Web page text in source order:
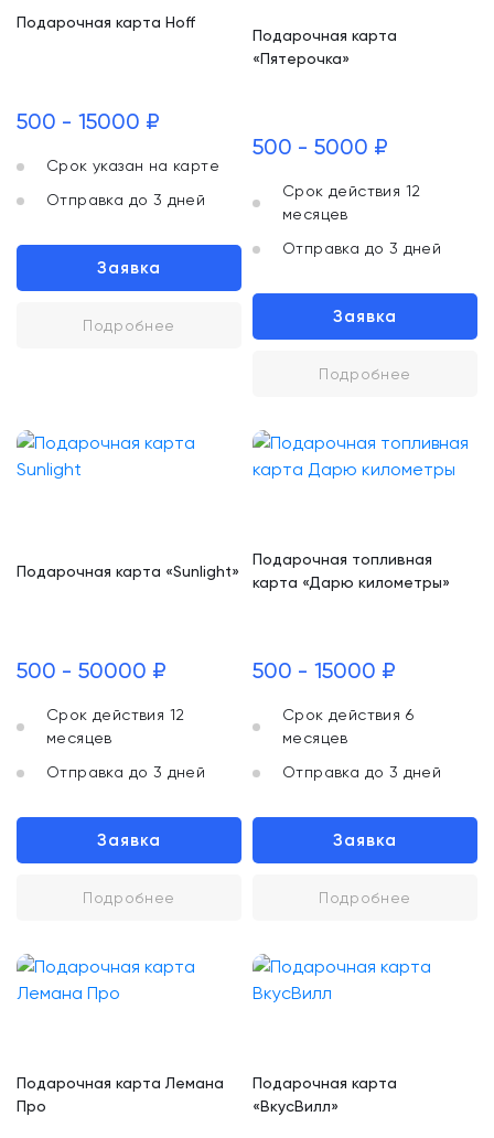
Подарочная карта Hoff
500 - 15000 ₽
Срок указан на карте
Отправка до 3 дней
Заявка
Подробнее
Подарочная карта
«Пятерочка»
500 - 5000 ₽
Срок действия 12
месяцев
Отправка до 3 дней
Заявка
Подробнее
Подарочная карта «Sunlight»
500 - 50000 ₽
Срок действия 12
месяцев
Отправка до 3 дней
Заявка
Подробнее
Подарочная топливная
карта «Дарю километры»
500 - 15000 ₽
Срок действия 6
месяцев
Отправка до 3 дней
Заявка
Подробнее
Подарочная карта Лемана
Про
Подарочная карта
«ВкусВилл»